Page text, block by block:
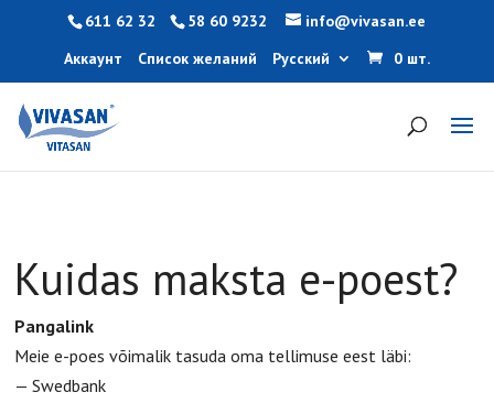
611 62 32 58 60 9232
info@vivasan.ee
Аккаунт
Список желаний Русский 0 шт.
Kuidas maksta e-poest?
Pangalink
Meie e-poes võimalik tasuda oma tellimuse eest läbi:
— Swedbank